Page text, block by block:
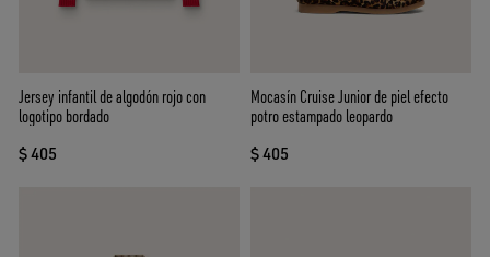
Jersey infantil de algodón rojo con
logotipo bordado
$ 405
Mocasín Cruise Junior de piel efecto
potro estampado leopardo
$ 405